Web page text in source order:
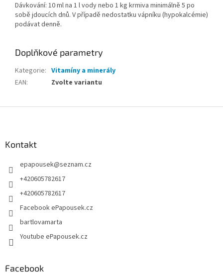
Dávkování: 10 ml na 1 l vody nebo 1 kg krmiva minimálně 5 po
sobě jdoucích dnů. V případě nedostatku vápníku (hypokalcémie)
podávat denně.
Doplňkové parametry
Kategorie: Vitamíny a minerály
EAN: Zvolte variantu
Kontakt
epapousek@seznam.cz
+420605782617
+420605782617
Facebook ePapousek.cz
bartlovamarta
Youtube ePapousek.cz
Facebook